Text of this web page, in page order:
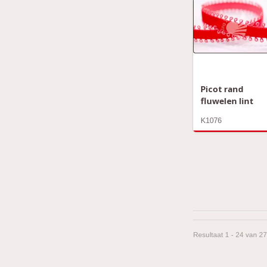
Picot rand
fluwelen lint
K1076
Resultaat 1 - 24 van 27